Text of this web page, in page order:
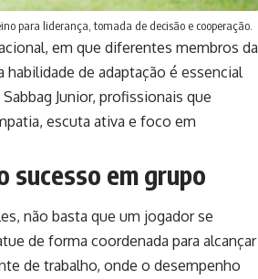
para liderança, tomada de decisão e cooperação.
em que diferentes membros da
de adaptação é essencial
Junior, profissionais que
escuta ativa e foco em
sucesso em grupo
não basta que um jogador se
de forma coordenada para alcançar
de trabalho, onde o desempenho